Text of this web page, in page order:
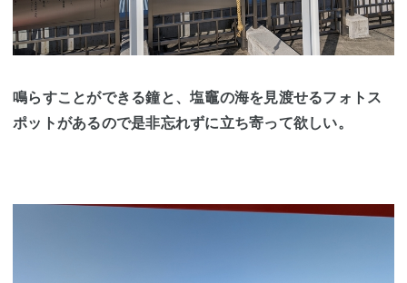
鳴らすことができる鐘と、塩竈の海を見渡せるフォトス
ポットがあるので是非忘れずに立ち寄って欲しい。